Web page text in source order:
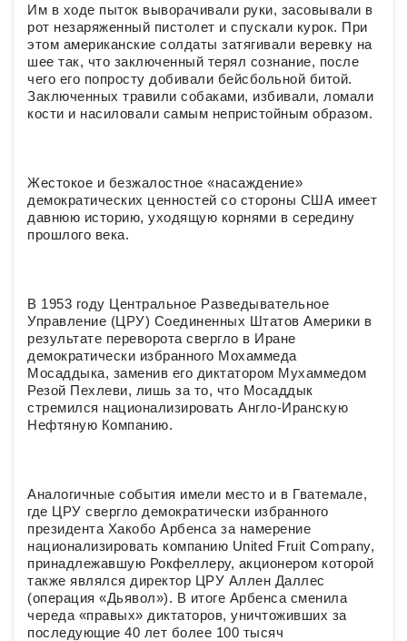
Им в ходе пыток выворачивали руки, засовывали в
рот незаряженный пистолет и спускали курок. При
этом американские солдаты затягивали веревку на
шее так, что заключенный терял сознание, после
чего его попросту добивали бейсбольной битой.
Заключенных травили собаками, избивали, ломали
кости и насиловали самым непристойным образом.
Жестокое и безжалостное «насаждение»
демократических ценностей со стороны США имеет
давнюю историю, уходящую корнями в середину
прошлого века.
В 1953 году Центральное Разведывательное
Управление (ЦРУ) Соединенных Штатов Америки в
результате переворота свергло в Иране
демократически избранного Мохаммеда
Мосаддыка, заменив его диктатором Мухаммедом
Резой Пехлеви, лишь за то, что Мосаддык
стремился национализировать Англо-Иранскую
Нефтяную Компанию.
Аналогичные события имели место и в Гватемале,
где ЦРУ свергло демократически избранного
президента Хакобо Арбенса за намерение
национализировать компанию United Fruit Company,
принадлежавшую Рокфеллеру, акционером которой
также являлся директор ЦРУ Аллен Даллес
(операция «Дьявол»). В итоге Арбенса сменила
череда «правых» диктаторов, уничтоживших за
последующие 40 лет более 100 тысяч